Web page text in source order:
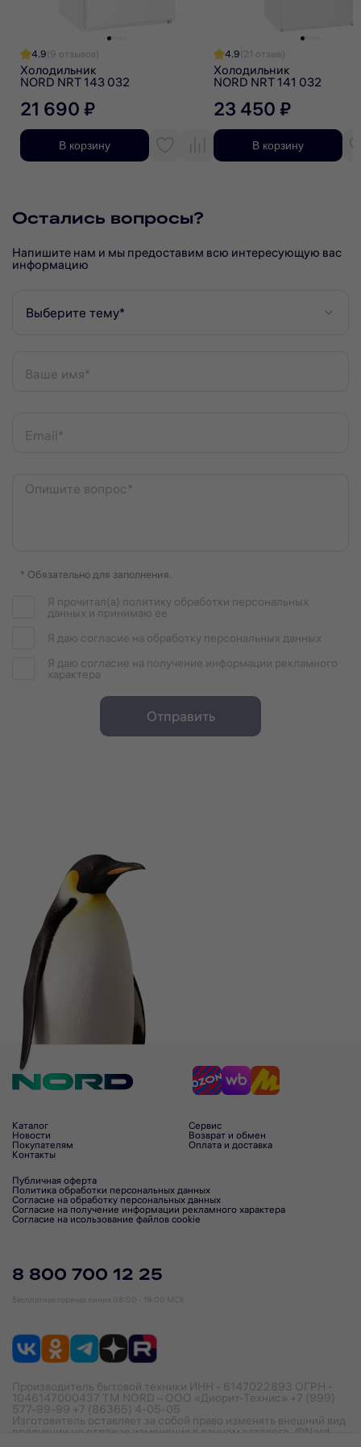
4.9(9 отзывов)
Холодильник
NORD NRT 143 032
21 690 ₽
В корзину
4.9(21 отзыв)
Холодильник
NORD NRT 141 032
23 450 ₽
В корзину
Остались вопросы?
Напишите нам и мы предоставим всю интересующую вас
информацию
Выберите тему*
Ваше имя*
Email*
Опишите вопрос*
* Обязательно для заполнения.
Я прочитал(а) политику обработки персональных
данных и принимаю ее
Я даю согласие на обработку персональных данных
Я даю согласие на получение информации рекламного
характера
Отправить
Каталог
Новости
Покупателям
Контакты
Сервис
Возврат и обмен
Оплата и доставка
Публичная оферта
Политика обработки персональных данных
Согласие на обработку персональных данных
Согласие на получение информации рекламного характера
Согласие на исользование файлов cookie
8 800 700 12 25
Бесплатная горячая линия 08:00 - 19:00 МСК
Производитель бытовой техники ИНН - 6147022893 ОГРН -
1046147000437 ТМ NORD – ООО «Диорит-Технис» +7 (999)
577-99-99 +7 (86365) 4-05-05
Изготовитель оставляет за собой право изменять внешний вид
продукции не отражая изменения в данном каталоге. ©Nord,